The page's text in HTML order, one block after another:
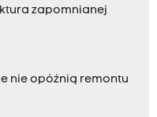
zapomnianej
nie opóźnią remontu